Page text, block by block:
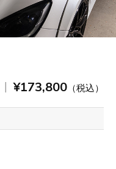
¥173,800 （税込）